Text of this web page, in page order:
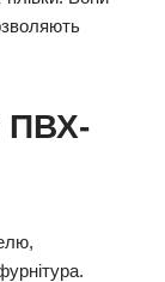
ПВХ-